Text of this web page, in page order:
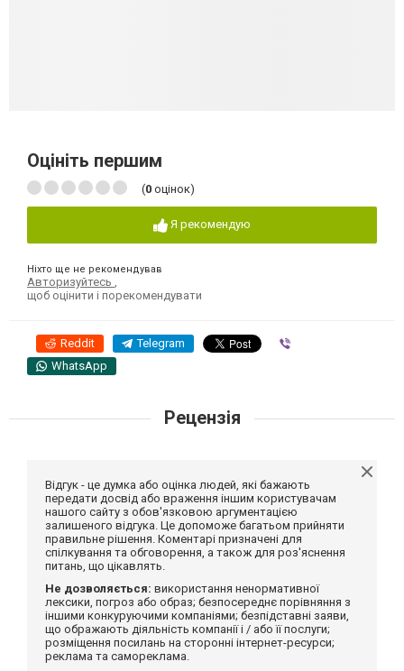
Оцініть першим
(0 оцінок)
Я рекомендую
Ніхто ще не рекомендував
Авторизуйтесь
щоб оцінити і порекомендувати
Reddit Telegram
WhatsApp
Рецензія
Відгук - це думка або оцінка людей, які бажають
передати досвід або враження іншим користувачам
нашого сайту з обов'язковою аргументацією
залишеного відгука. Це допоможе багатьом прийняти
правильне рішення. Коментарі призначені для
спілкування та обговорення, а також для роз'яснення
питань, що цікавлять.
Не дозволяється: використання ненормативної
лексики, погроз або образ; безпосереднє порівняння з
іншими конкуруючими компаніями; безпідставні заяви,
що ображають діяльність компанії і / або її послуги;
розміщення посилань на сторонні інтернет-ресурси;
реклама та самореклама.